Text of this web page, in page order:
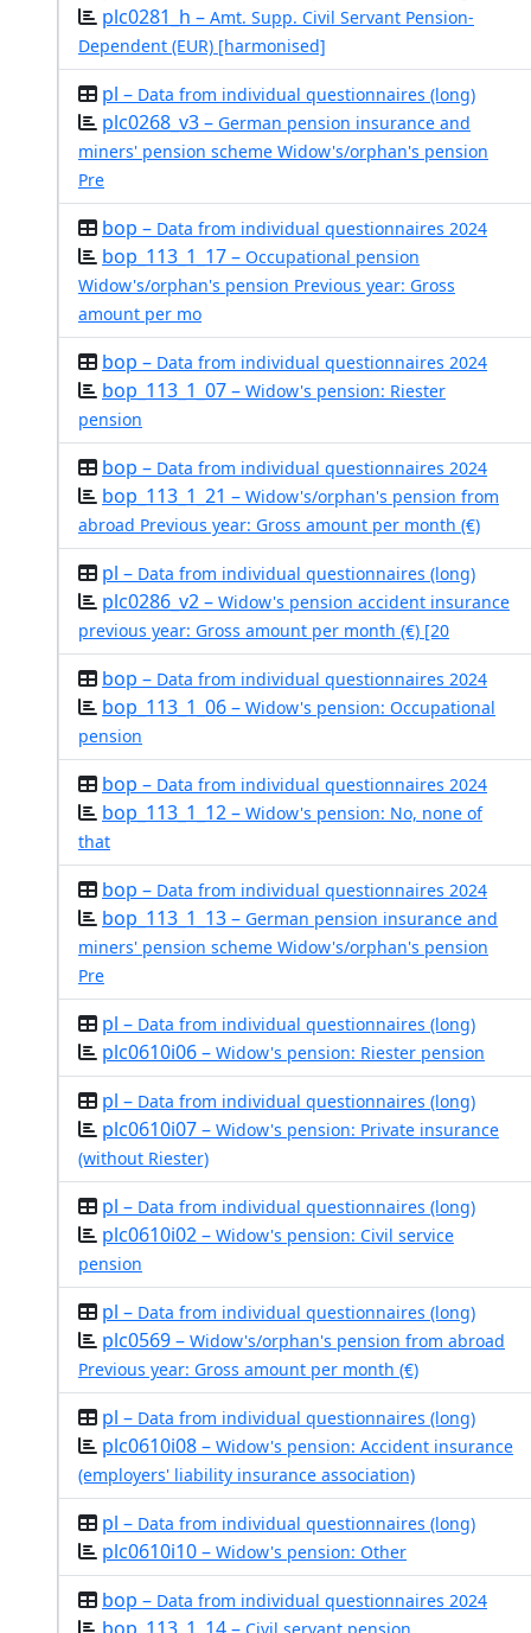
plc0281_h – Amt. Supp. Civil Servant Pension-
Dependent (EUR) [harmonised]
pl – Data from individual questionnaires (long)
plc0268_v3 – German pension insurance and
miners' pension scheme Widow's/orphan's pension
Pre
bop – Data from individual questionnaires 2024
bop_113_1_17 – Occupational pension
Widow's/orphan's pension Previous year: Gross
amount per mo
bop – Data from individual questionnaires 2024
bop_113_1_07 – Widow's pension: Riester
pension
bop – Data from individual questionnaires 2024
bop_113_1_21 – Widow's/orphan's pension from
abroad Previous year: Gross amount per month (€)
pl – Data from individual questionnaires (long)
plc0286_v2 – Widow's pension accident insurance
previous year: Gross amount per month (€) [20
bop – Data from individual questionnaires 2024
bop_113_1_06 – Widow's pension: Occupational
pension
bop – Data from individual questionnaires 2024
bop_113_1_12 – Widow's pension: No, none of
that
bop – Data from individual questionnaires 2024
bop_113_1_13 – German pension insurance and
miners' pension scheme Widow's/orphan's pension
Pre
pl – Data from individual questionnaires (long)
plc0610i06 – Widow's pension: Riester pension
pl – Data from individual questionnaires (long)
plc0610i07 – Widow's pension: Private insurance
(without Riester)
pl – Data from individual questionnaires (long)
plc0610i02 – Widow's pension: Civil service
pension
pl – Data from individual questionnaires (long)
plc0569 – Widow's/orphan's pension from abroad
Previous year: Gross amount per month (€)
pl – Data from individual questionnaires (long)
plc0610i08 – Widow's pension: Accident insurance
(employers' liability insurance association)
pl – Data from individual questionnaires (long)
plc0610i10 – Widow's pension: Other
bop – Data from individual questionnaires 2024